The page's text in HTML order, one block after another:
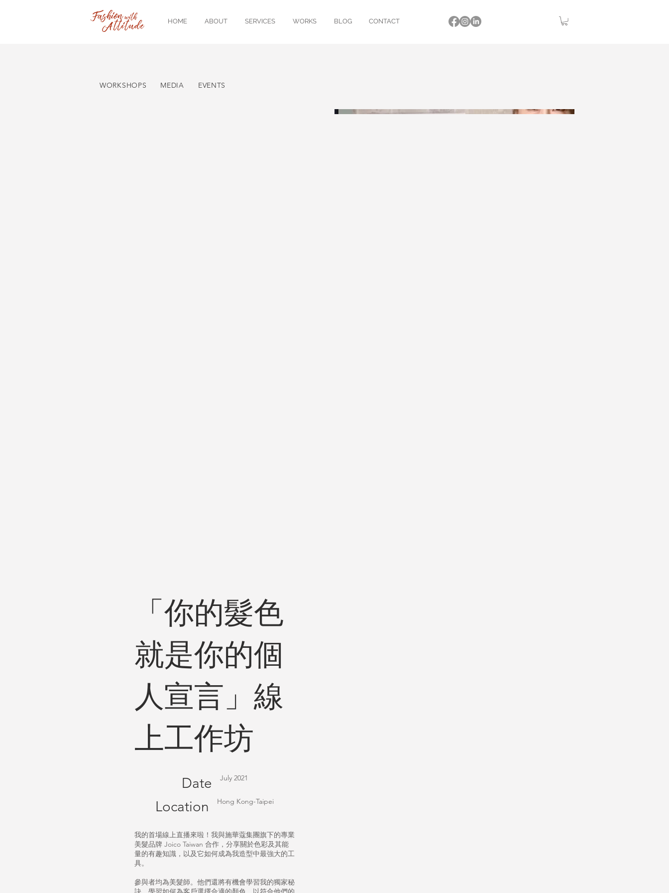
HOME ABOUT SERVICES WORKS BLOG CONTACT
WORKSHOPS MEDIA EVENTS
「你的髮色
就是你的個
人宣言」線
上工作坊
Date July 2021
Location Hong Kong-Taipei
我的首場線上直播來啦！我與施華蔻集團旗下的專業
美髮品牌 Joico Taiwan 合作，分享關於色彩及其能
量的有趣知識，以及它如何成為我造型中最強大的工
具。
參與者均為美髮師。他們還將有機會學習我的獨家秘